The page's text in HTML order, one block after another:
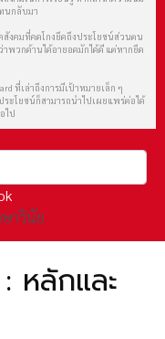
นกลับมา
สังคมที่คดโกงยึดถึงประโยชน์ส่วนตน
พวกด้านได้อายอดมักได้ดี แต่หากยึด
ที่เล่าถึงการมีเป้าหมายเล็ก ๆ
ะโยชน์ก็สามารถนำไปเผยแพร่ต่อได้
ไป
ษาวินัย
หลักและ